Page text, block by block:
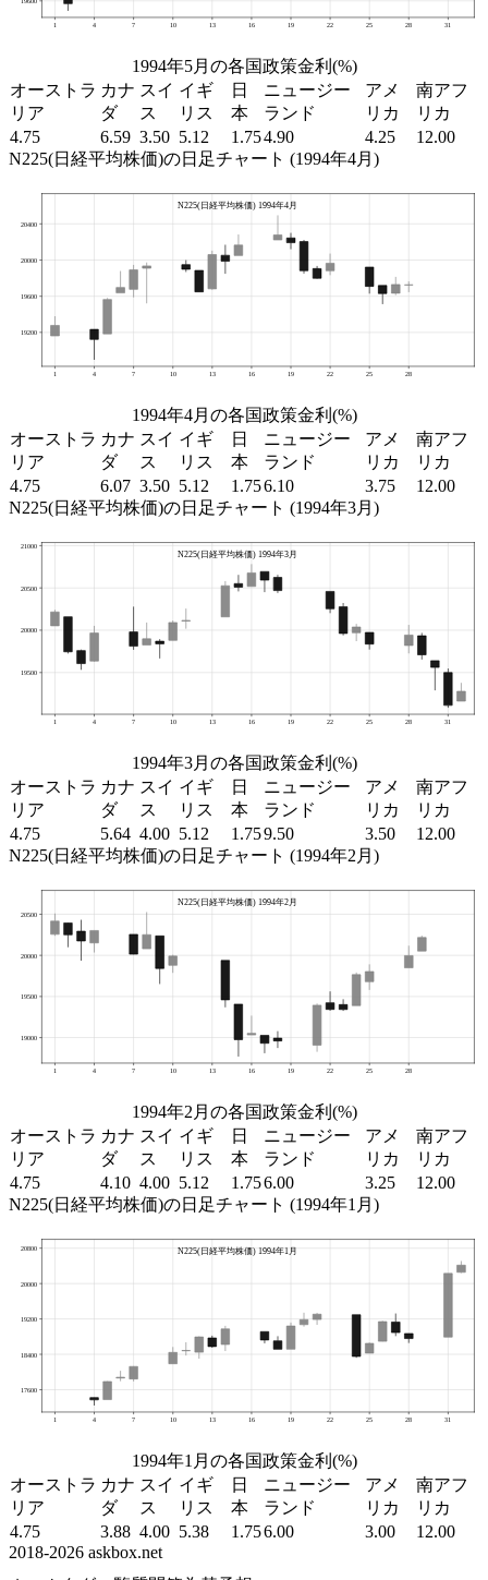
1994年5月の各国政策金利(%)
オーストラ
リア
カナ
ダ
スイ
ス
イギ
リス
日
本
ニュージー
ランド
アメ
リカ
南アフ
リカ
4.75
6.59 3.50 5.12 1.754.90 4.25
12.00
N225(日経平均株価)の日足チャート (1994年4月)
1994年4月の各国政策金利(%)
オーストラ
リア
カナ
ダ
スイ
ス
イギ
リス
日
本
ニュージー
ランド
アメ
リカ
南アフ
リカ
4.75
6.07 3.50 5.12 1.756.10 3.75
12.00
N225(日経平均株価)の日足チャート (1994年3月)
1994年3月の各国政策金利(%)
オーストラ
リア
カナ
ダ
スイ
ス
イギ
リス
日
本
ニュージー
ランド
アメ
リカ
南アフ
リカ
4.75
5.64 4.00 5.12 1.759.50 3.50
12.00
N225(日経平均株価)の日足チャート (1994年2月)
1994年2月の各国政策金利(%)
オーストラ
リア
カナ
ダ
スイ
ス
イギ
リス
日
本
ニュージー
ランド
アメ
リカ
南アフ
リカ
4.75
4.10 4.00 5.12 1.756.00 3.25
12.00
N225(日経平均株価)の日足チャート (1994年1月)
1994年1月の各国政策金利(%)
オーストラ
リア
カナ
ダ
スイ
ス
イギ
リス
日
本
ニュージー
ランド
アメ
リカ
南アフ
リカ
4.75
3.88 4.00 5.38 1.756.00 3.00
12.00
2018-2026 askbox.net